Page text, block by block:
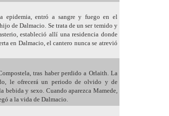
epidemia, entró a sangre y fuego en el
de Dalmacio. Se trata de un ser temido y
estableció allí una residencia donde
en Dalmacio, el cantero nunca se atrevió
tras haber perdido a Orlaith. La
le ofrecerá un periodo de olvido y de
bebida y sexo. Cuando aparezca Mamede,
a la vida de Dalmacio.